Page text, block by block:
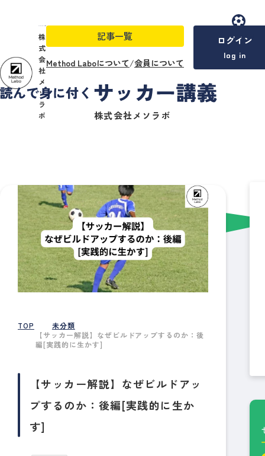
株
式
会
社
メ
ソ
ラ
ボ
記事一覧
Method Laboについて/会員について
ログイン
log in
株式会社メソラボ
menu
TOP
未分類
【サッカー解説】なぜビルドアップするのか：後
編[実践的に生かす]
【サッカー解説】なぜビルドアッ
プするのか：後編[実践的に生か
す]